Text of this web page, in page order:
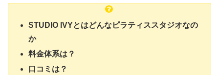
STUDIO IVYとはどんなピラティススタジオなの
か
料金体系は？
口コミは？